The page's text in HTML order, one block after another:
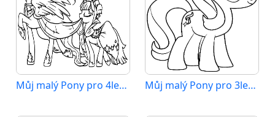
Můj malý Pony pro 4leté Děti Můj malý Pony pro 3leté Děti